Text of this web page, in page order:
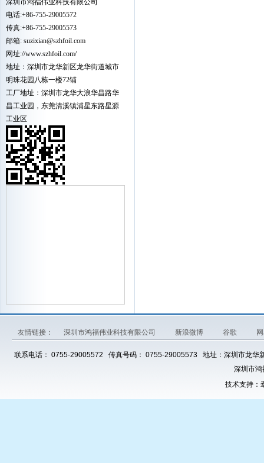
深圳市鸿福伟业科技有限公司
电话:+86-755-29005572
传真:+86-755-29005573
邮箱: suzixian@szhfoil.com
网址://www.szhfoil.com/
地址：深圳市龙华新区龙华街道城市
明珠花园八栋一楼72铺
工厂地址：深圳市龙华大浪华昌路华
昌工业园，东莞清溪镇浦星东路星源
工业区
友情链接： 深圳市鸿福伟业科技有限公司 新浪微博 谷歌
联系电话： 0755-29005572 传真号码： 0755-29005573 地址：深圳市龙华
深圳市鸿
技术支持：